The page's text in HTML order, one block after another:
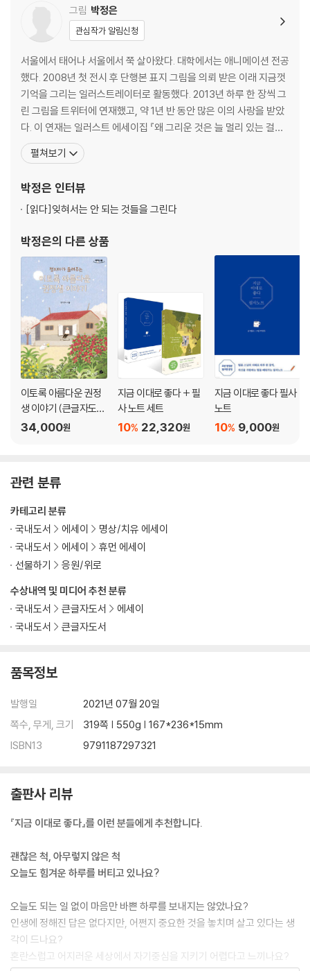
뿌리 / 위로하겠다는 건 내 욕심이에요 / 사랑 좋아하시네 / 아이의 삶에 자
긍심을 심어주세요 / 나이 든다는 것은 축복 / 누가 주인인가 / 다름을 인정
하기 / 겨자씨로 얻은 깨달음 / 애인이 배신했어요 / 정체성이란 무엇인가
/ 지금 이대로 좋은 삶 / 너는 소원이 뭐니 / 주어지는 대로 / 시험을 준비하
는 청년에게 / 직장을 그만두고 싶어요 / 내가 변해야 진짜 공부 / 국수 한
그릇의 행복 / 상대의 마음을 사고 싶을 때 / 하고 싶은 일이 없어요 / 꿈을
향해 가기가 힘들어요 / 눈 감을 때
6. 지금 이대로 내가 참 좋다
댓돌 위의 신발 / 마음이 답답해요 / 나무는 저절로 그늘을 드리운다 / 중도
공양송 / ‘싹’ 해버립니다 / 번뇌에서 벗어나려면 / 기도는 어떻게 해야 할
까요 / 베풀 때 가장 행복해요 / 교회에 갈까요, 절에 갈까요 / 죽은 소에게
라는 마음을 놓는 것 / 윤회에서 벗어나려면 / 옆에 있는 사람이 하늘입니
다 / 있는 그대로 보기 / 있는 그대로의 내가 참 좋다 / 나 먼저 행복하기 /
내가 움켜쥔 구슬 / 소비하는 삶에서 순환하는 삶으로 / 낙엽을 보면 쓸쓸
한가요 / 얼음이 녹아서 물이 되듯 / 아부하기 싫어요 / 날마다 새날입니다
그림 박정은
관심작가 알림신청
서울에서 태어나 서울에서 쭉 살아왔다. 대학에서는 애니메이션 전공
했다. 2008년 첫 전시 후 단행본 표지 그림을 의뢰 받은 이래 지금껏
기억을 그리는 일러스트레이터로 활동했다. 2013년 하루 한 장씩 그
린 그림을 트위터에 연재했고, 약 1년 반 동안 많은 이의 사랑을 받았
다. 이 연재는 일러스트 에세이집 『왜 그리운 것은 늘 멀리 있는 걸까』
로 출간했고, 자신의 이름을 트위터 바깥 세상에 알렸다. 2015년 이
후 포털사이트 네이버의 그라폴리오에 스토리를 담은 일러스트를
년, 2016년 각각 동명의
펼쳐보기
박정은 인터뷰
[읽다]잊혀서는 안 되는 것들을 그린다
박정은의 다른 상품
이토록 아름다운 권정
생 이야기 (큰글자도
서)
34,000원
지금 이대로 좋다 + 필
사 노트 세트
22,320원
10%
지금 이대로 좋다 필사
노트
9,000원
10%
관련 분류
수상내역 및 미디어 추천 분류
국내도서
큰글자도서
에세이
국내도서
큰글자도서
카테고리 분류
국내도서
에세이
명상/치유 에세이
국내도서
에세이
휴먼 에세이
선물하기
응원/위로
품목정보
발행일
2021년 07월 20일
쪽수, 무게, 크기
319쪽 | 550g | 167*236*15mm
ISBN13
9791187297321
출판사 리뷰
『지금 이대로 좋다』를 이런 분들에게 추천합니다.
괜찮은 척, 아무렇지 않은 척
오늘도 힘겨운 하루를 버티고 있나요?
오늘도 되는 일 없이 마음만 바쁜 하루를 보내지는 않았나요?
인생에 정해진 답은 없다지만, 어쩐지 중요한 것을 놓치며 살고 있다는 생
각이 드나요?
혼란스럽고 어지러운 세상에서 자기중심을 지키기 어렵다고 느끼나요?